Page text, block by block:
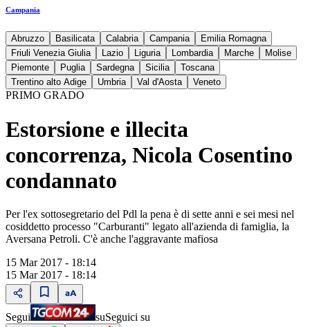
Campania
Abruzzo Basilicata Calabria Campania
Emilia Romagna
Friuli Venezia Giulia
Lazio Liguria Lombardia Marche
Molise
Piemonte
Puglia Sardegna Sicilia
Toscana
Trentino alto Adige
Umbria Val d'Aosta Veneto
PRIMO GRADO
Estorsione e illecita
concorrenza, Nicola Cosentino
condannato
Per l'ex sottosegretario del Pdl la pena è di sette anni e sei mesi nel
cosiddetto processo "Carburanti" legato all'azienda di famiglia, la
Aversana Petroli. C'è anche l'aggravante mafiosa
15 Mar 2017 - 18:14
15 Mar 2017 - 18:14
Segui suSeguici su